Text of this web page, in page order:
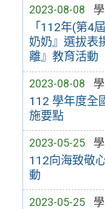
2023-08-08
「112年(第4
奶奶』選拔表
離』教育活動
2023-08-08
112 學年度全
施要點
2023-05-25
112向海致敬
動
2023-05-25